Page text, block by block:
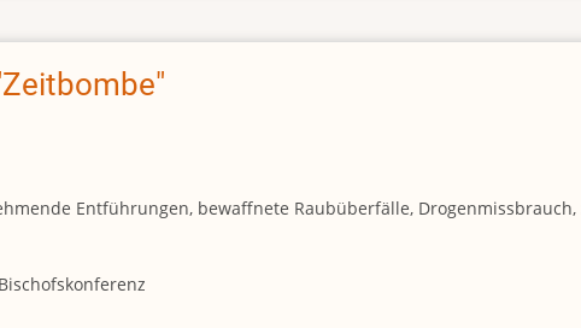
Entführungen, bewaffnete Raubüberfälle,